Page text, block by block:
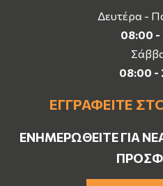
Δευτέρα -
08:00 -
08:00 -
ΕΓΓΡΑΦΕΊΤΕ
ΕΝΗΜΕΡΩΘΕΊΤΕ ΓΙΑ